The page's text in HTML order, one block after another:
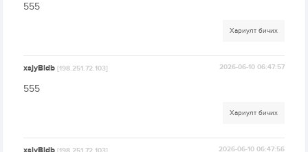
555
Хариулт бичих
xsjyBldb[198.251.72.103] 2026-06-10 06:47:57
555
Хариулт бичих
2026-06-10 06:47:56